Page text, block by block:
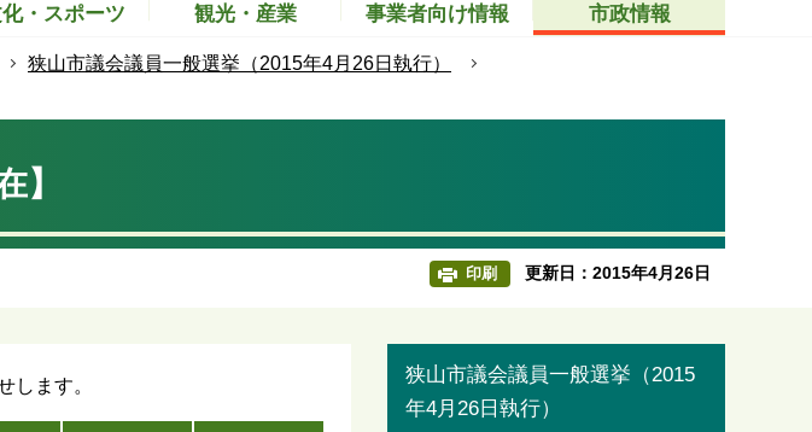
・スポーツ 観光・産業 事業者向け情報 市政情報
狭山市議会議員一般選挙（2015年4月26日執行）
】
印刷 更新日：2015年4月26日
します。
狭山市議会議員一般選挙（2015
年4月26日執行）